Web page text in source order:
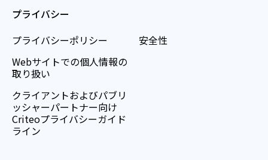
プライバシー
プライバシーポリシー
Webサイトでの個人情報の
取り扱い
クライアントおよびパブリ
ッシャーパートナー向け
Criteoプライバシーガイド
ライン
安全性